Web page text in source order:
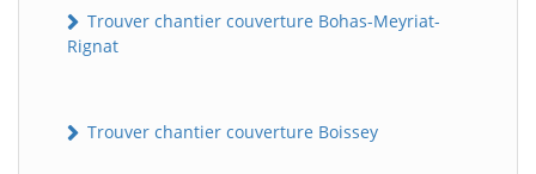
Trouver chantier couverture Bohas-Meyriat-
Rignat
Trouver chantier couverture Boissey